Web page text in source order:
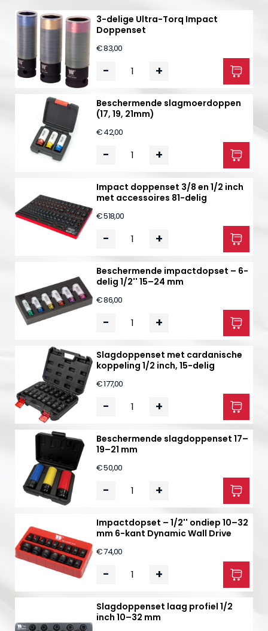
3-delige Ultra-Torq Impact
Doppenset
€ 83,00
- +
Beschermende slagmoerdoppen
(17, 19, 21mm)
€ 42,00
- +
Impact doppenset 3/8 en 1/2 inch
met accessoires 81-delig
€ 518,00
- +
Beschermende impactdopset – 6-
delig 1/2'' 15–24 mm
€ 86,00
- +
Slagdoppenset met cardanische
koppeling 1/2 inch, 15-delig
€ 177,00
- +
Beschermende slagdoppenset 17–
19–21 mm
€ 50,00
- +
Impactdopset – 1/2'' ondiep 10–32
mm 6-kant Dynamic Wall Drive
€ 74,00
- +
Slagdoppenset laag profiel 1/2
inch 10–32 mm